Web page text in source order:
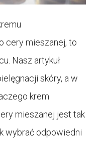
cery mieszanej, to
Nasz artykuł
skóry, a w
krem
mieszanej jest tak
wybrać odpowiedni